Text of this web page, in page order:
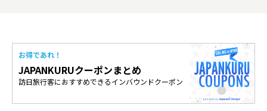
お得であれ！
JAPANKURUクーポンまとめ
訪日旅行客におすすめできるインバウンドクーポン